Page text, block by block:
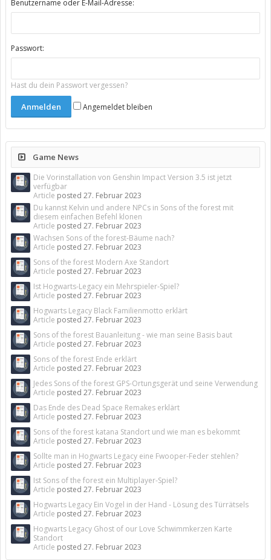
Benutzername oder E-Mail-Adresse:
Passwort:
Hast du dein Passwort vergessen?
Angemeldet bleiben
Game News
Die Vorinstallation von Genshin Impact Version 3.5 ist jetzt
verfügbar
Article posted 27. Februar 2023
Du kannst Kelvin und andere NPCs in Sons of the forest mit
diesem einfachen Befehl klonen
Article posted 27. Februar 2023
Wachsen Sons of the forest-Bäume nach?
Article posted 27. Februar 2023
Sons of the forest Modern Axe Standort
Article posted 27. Februar 2023
Ist Hogwarts-Legacy ein Mehrspieler-Spiel?
Article posted 27. Februar 2023
Hogwarts Legacy Black Familienmotto erklärt
Article posted 27. Februar 2023
Sons of the forest Bauanleitung - wie man seine Basis baut
Article posted 27. Februar 2023
Sons of the forest Ende erklärt
Article posted 27. Februar 2023
Jedes Sons of the forest GPS-Ortungsgerät und seine Verwendung
Article posted 27. Februar 2023
Das Ende des Dead Space Remakes erklärt
Article posted 27. Februar 2023
Sons of the forest katana Standort und wie man es bekommt
Article posted 27. Februar 2023
Sollte man in Hogwarts Legacy eine Fwooper-Feder stehlen?
Article posted 27. Februar 2023
Ist Sons of the forest ein Multiplayer-Spiel?
Article posted 27. Februar 2023
Hogwarts Legacy Ein Vogel in der Hand - Lösung des Türrätsels
Article posted 27. Februar 2023
Hogwarts Legacy Ghost of our Love Schwimmkerzen Karte
Standort
Article posted 27. Februar 2023